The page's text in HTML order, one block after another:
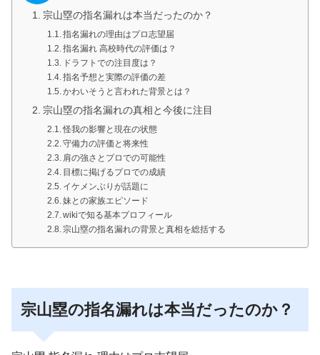
宗山塁の指名漏れは本当だったのか？
指名漏れの理由はプロ志望届
指名漏れ 高校時代の評価は？
ドラフトでの注目度は？
指名予想と実際の評価の差
かわいそうと言われた背景とは？
宗山塁の指名漏れの真相と今後に注目
怪我の影響と現在の状態
守備力の評価と将来性
肩の強さとプロでの可能性
目標に掲げるプロでの成績
イケメンぶりが話題に
妹との家族エピソード
wikiで知る基本プロフィール
宗山塁の指名漏れの背景と真相を総括する
宗山塁の指名漏れは本当だったのか？